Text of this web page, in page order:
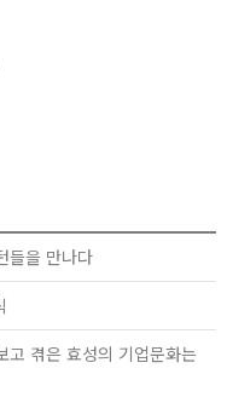
들을 만나다
겪은 효성의 기업문화는